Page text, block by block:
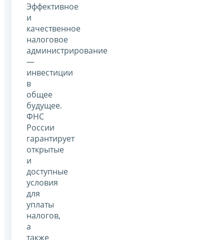
Эффективное
и
качественное
налоговое
администрирование
—
инвестиции
в
общее
будущее.
ФНС
России
гарантирует
открытые
и
доступные
условия
для
уплаты
налогов,
а
также